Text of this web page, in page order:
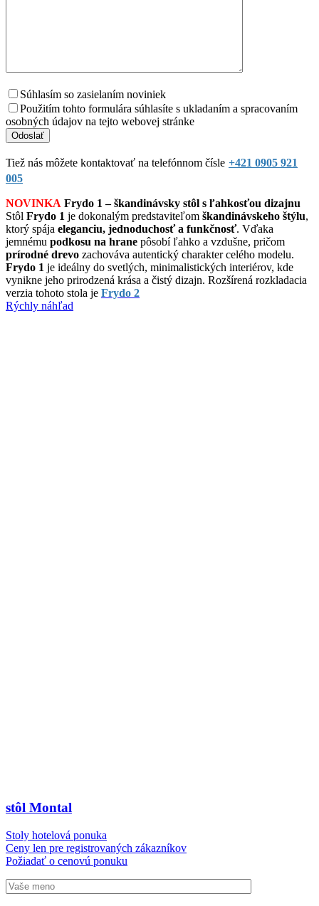
Súhlasím so zasielaním noviniek
Použitím tohto formulára súhlasíte s ukladaním a spracovaním
osobných údajov na tejto webovej stránke
Tiež nás môžete kontaktovať na telefónnom čísle +421 0905 921
005
NOVINKA Frydo 1 – škandinávsky stôl s ľahkosťou dizajnu
Stôl Frydo 1 je dokonalým predstaviteľom škandinávskeho štýlu,
ktorý spája eleganciu, jednoduchosť a funkčnosť. Vďaka
jemnému podkosu na hrane pôsobí ľahko a vzdušne, pričom
prírodné drevo zachováva autentický charakter celého modelu.
Frydo 1 je ideálny do svetlých, minimalistických interiérov, kde
vynikne jeho prirodzená krása a čistý dizajn. Rozšírená rozkladacia
verzia tohoto stola je Frydo 2
Rýchly náhľad
stôl Montal
Stoly hotelová ponuka
Ceny len pre registrovaných zákazníkov
Požiadať o cenovú ponuku